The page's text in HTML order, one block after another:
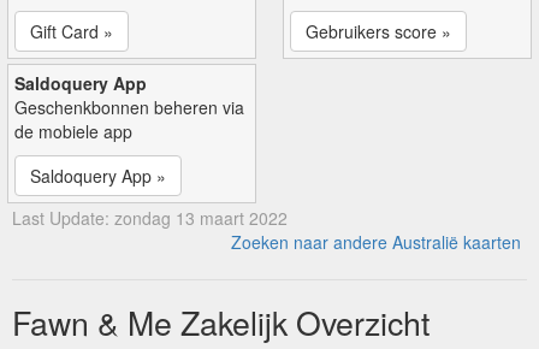
Gift Card »
Gebruikers score »
Saldoquery App
Geschenkbonnen beheren via
de mobiele app
Saldoquery App »
Last Update: zondag 13 maart 2022
Zoeken naar andere Australië kaarten
Fawn & Me Zakelijk Overzicht